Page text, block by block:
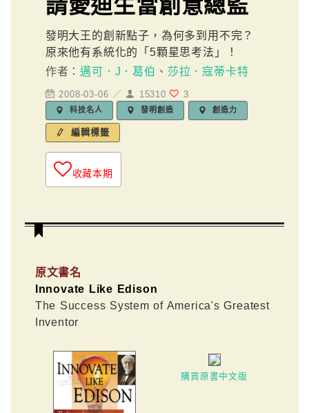
請愛迪生當創意總監
發明大王的創新點子，為何多到用不完？
原來他有系統化的「5顆星思考法」！
作者：邁可．J．葛伯 、 莎拉．寇蒂卡特
2008-03-06 ／ 15310 3
科技名人 發明創造 創造力
編輯標籤
收藏本期
原文書名
Innovate Like Edison
The Success System of America's Greatest
Inventor
購買原書中文版